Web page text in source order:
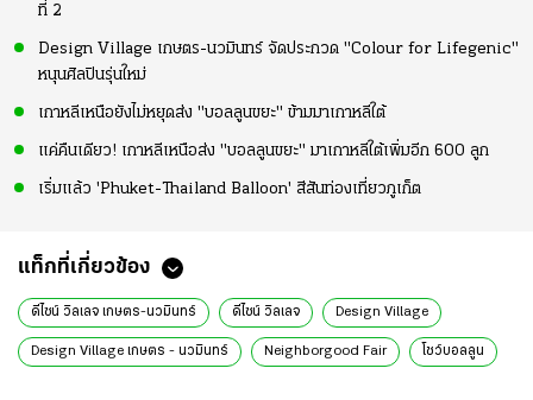
ที่ 2
Design Village เกษตร-นวมินทร์ จัดประกวด "Colour for Lifegenic"
หนุนศิลปินรุ่นใหม่
เกาหลีเหนือยังไม่หยุดส่ง "บอลลูนขยะ" ข้ามมาเกาหลีใต้
แค่คืนเดียว! เกาหลีเหนือส่ง "บอลลูนขยะ" มาเกาหลีใต้เพิ่มอีก 600 ลูก
เริ่มแล้ว 'Phuket-Thailand Balloon' สีสันท่องเที่ยวภูเก็ต
แท็กที่เกี่ยวข้อง
ดีไซน์ วิลเลจ เกษตร-นวมินทร์ ดีไซน์ วิลเลจ Design Village
Design Village เกษตร - นวมินทร์ Neighborgood Fair โชว์บอลลูน